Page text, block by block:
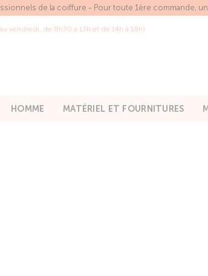
de la coiffure - Pour toute 1ère commande,
vendredi, de 8h30 à 13h et de 14h à 18h)
HOMME MATÉRIEL ET FOURNITURES